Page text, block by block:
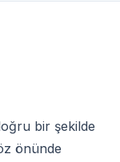
bir şekilde
önünde